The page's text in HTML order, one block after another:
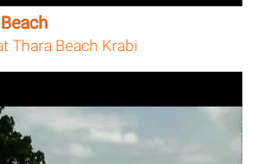
Thara Beach Krabi